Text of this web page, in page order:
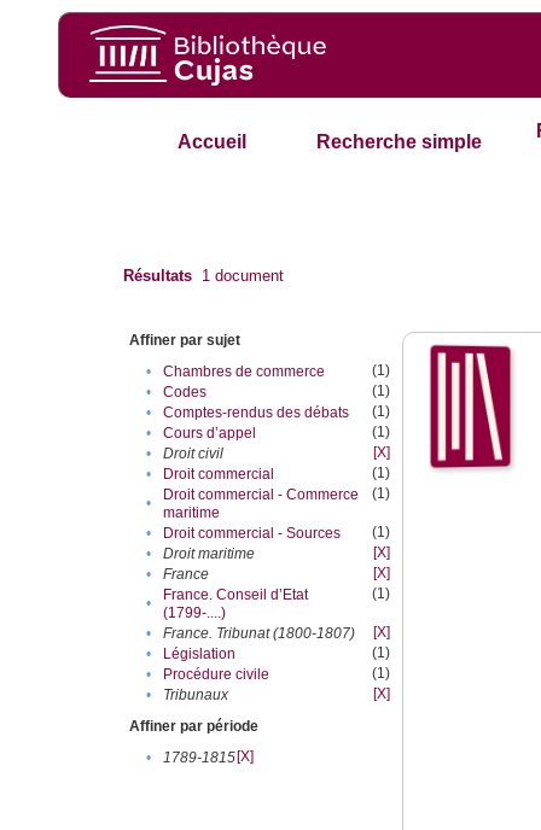
Accueil Recherche simple
Résultats 1 document
Affiner par sujet
•
Chambres de commerce
(1)
•
Codes
(1)
•
Comptes-rendus des débats
(1)
•
Cours d’appel
(1)
•
Droit civil
[X]
•
Droit commercial
(1)
•
Droit commercial - Commerce
maritime
(1)
• Droit commercial - Sources
(1)
•
Droit maritime
[X]
•
France
[X]
•
France. Conseil d’Etat
(1799-....)
(1)
• France. Tribunat (1800-1807)
[X]
•
Législation
(1)
•
Procédure civile
(1)
•
Tribunaux
[X]
Affiner par période
•
1789-1815[X]